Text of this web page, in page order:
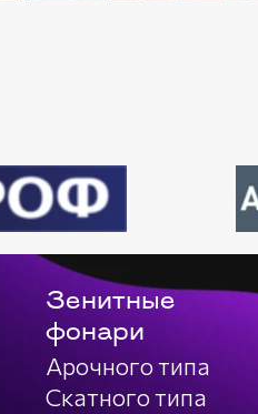
Зенитные
фонари
Арочного типа
Скатного типа